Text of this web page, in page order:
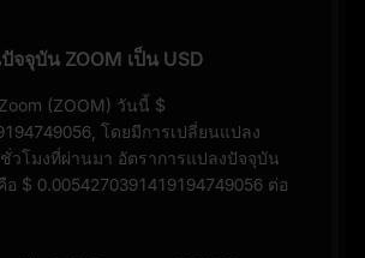
จจุบัน ZOOM เป็น USD
(ZOOM) วันนี้ $
, โดยมีการเปลี่ยนแปลง
วโมงที่ผ่านมา อัตราการแปลงปัจจุบัน
อ $ 0.0054270391419194749056 ต่อ